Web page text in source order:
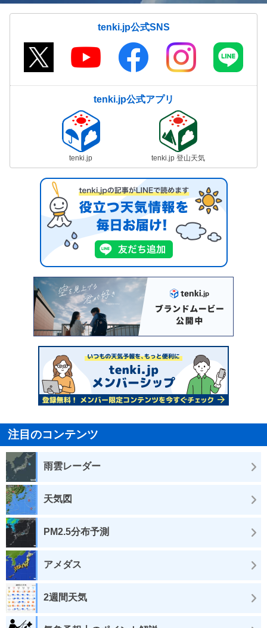
tenki.jp公式SNS
tenki.jp公式アプリ
tenki.jp tenki.jp 登山天気
注目のコンテンツ
雨雲レーダー
天気図
PM2.5分布予測
アメダス
2週間天気